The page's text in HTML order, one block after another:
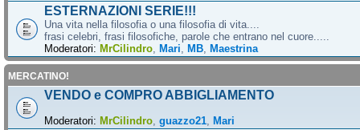
ESTERNAZIONI SERIE!!!
Una vita nella filosofia o una filosofia di vita....
frasi celebri, frasi filosofiche, parole che entrano nel cuore.....
Moderatori: MrCilindro Mari MB Maestrina
MERCATINO!
VENDO e COMPRO ABBIGLIAMENTO
Moderatori: MrCilindro guazzo21 Mari